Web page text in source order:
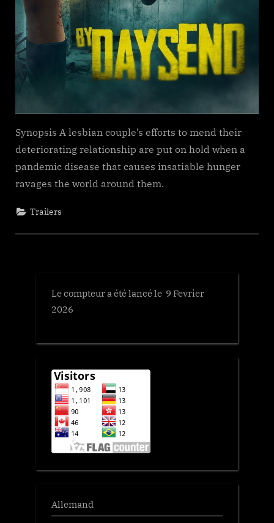
Synopsis A lesbian couple’s efforts to mend their
deteriorating relationship are put on hold when a
pandemic disease that causes insatiable hunger
ravages the world around them.
Trailers
Le compteur a été lancé le 9 Fevrier
2026
Allemand